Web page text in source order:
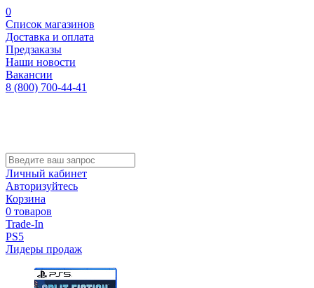
0
Список магазинов
Доставка и оплата
Предзаказы
Наши новости
Вакансии
8 (800) 700-44-41
Личный кабинет
Авторизуйтесь
Корзина
0 товаров
Trade-In
PS5
Лидеры продаж